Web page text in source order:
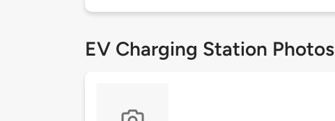
EV Charging Station Photos